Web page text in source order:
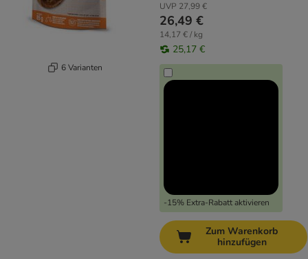
6 Varianten
UVP 27,99 €
26,49 €
14,17 € / kg
25,17 €
-15% Extra-Rabatt aktivieren
Zum Warenkorb
hinzufügen